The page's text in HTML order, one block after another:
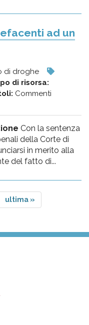
ad un
di droghe
di risorsa:
Commenti
Con la sentenza
della Corte di
in merito alla
del fatto di...
ultima »